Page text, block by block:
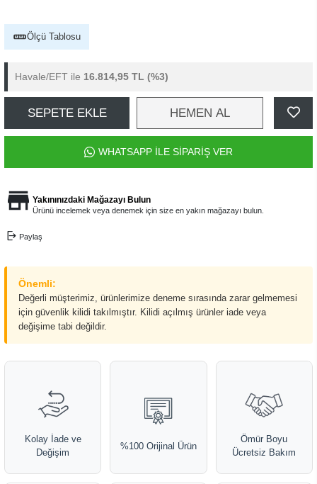
Ölçü Tablosu
Havale/EFT ile 16.814,95 TL (%3)
SEPETE EKLE HEMEN AL
WHATSAPP İLE SİPARİŞ VER
Yakınınızdaki Mağazayı Bulun
Ürünü incelemek veya denemek için size en yakın mağazayı bulun.
Paylaş
Önemli:
Değerli müşterimiz, ürünlerimize deneme sırasında zarar gelmemesi
için güvenlik kilidi takılmıştır. Kilidi açılmış ürünler iade veya
değişime tabi değildir.
Kolay İade ve
Değişim
%100 Orijinal Ürün
Ömür Boyu
Ücretsiz Bakım